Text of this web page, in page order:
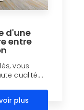
d'une
entre
vous
qualité....
plus